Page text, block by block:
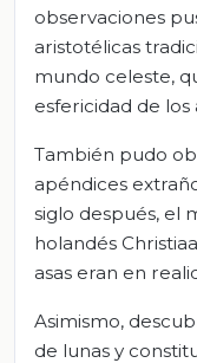
observaciones
aristotélicas
mundo celeste,
esfericidad de los
También pudo
apéndices
siglo después, el
holandés
asas eran en
Asimismo,
de lunas y